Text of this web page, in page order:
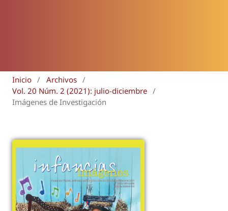
Inicio / Archivos /
Vol. 20 Núm. 2 (2021): julio-diciembre /
Imágenes de Investigación